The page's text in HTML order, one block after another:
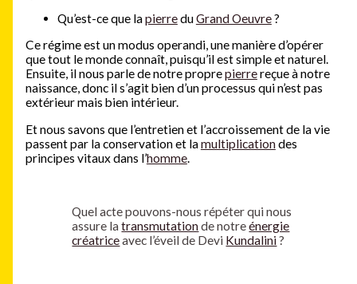
Qu’est-ce que lapierreduGrand Oeuvre?
Ce régime est un modus operandi, une manière d’opérer
que tout le monde connaît, puisqu’il est simple et naturel.
Ensuite, il nous parle de notre proprepierrereçue à notre
naissance, donc il s’agit bien d’un processus qui n’est pas
extérieur mais bien intérieur.
Et nous savons que l’entretien et l’accroissement de la vie
passent par la conservation et lamultiplicationdes
principes vitaux dans l’homme.
Quel acte pouvons-nous répéter qui nous
assure latransmutationde notreénergie
créatriceavec l’éveil de Devi Kundalini?